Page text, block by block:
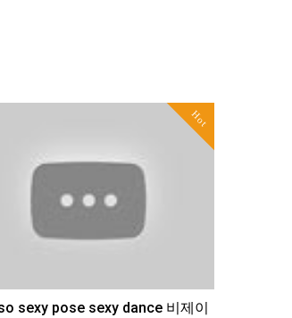
Hot
sexy pose sexy dance 비제이